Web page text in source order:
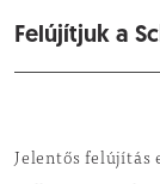
Felújítjuk a
Jelentős felújítás